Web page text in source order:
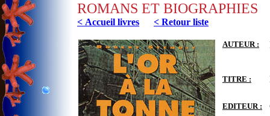
ROMANS ET BIOGRAPHIES
< Accueil livres < Retour liste
AUTEUR :
TITRE :
EDITEUR :